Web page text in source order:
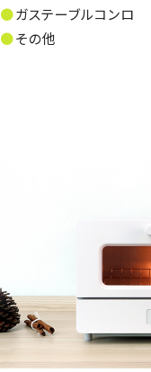
ガステーブルコンロ
その他